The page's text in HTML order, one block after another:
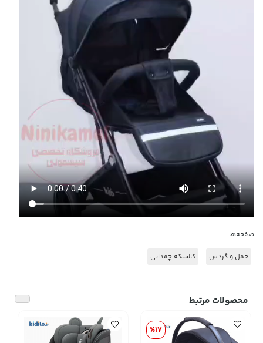
صفحه‌ها
حمل و گردش کالسکه چمدانی
محصولات مرتبط
%17